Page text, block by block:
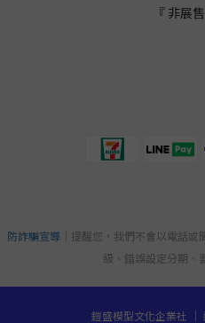
『 非展
防詐騙宣導 ｜提醒您，我們不會以電話
級、錯誤設定分期、
鎧盛模型文化企業社